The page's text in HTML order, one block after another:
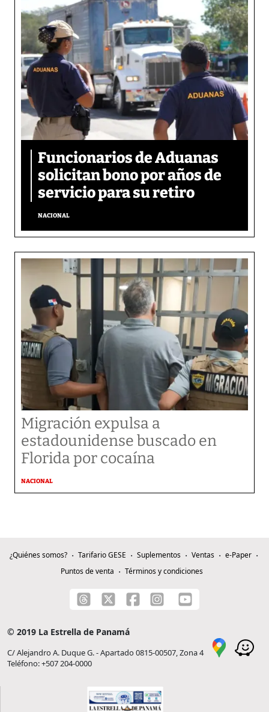
Funcionarios de Aduanas
solicitan bono por años de
servicio para su retiro
NACIONAL
Migración expulsa a
estadounidense buscado en
Florida por cocaína
NACIONAL
¿Quiénes somos? Tarifario GESE Suplementos Ventas
e-Paper
Puntos de venta
Términos y condiciones
© 2019 La Estrella de Panamá
C/ Alejandro A. Duque G. - Apartado 0815-00507, Zona 4
Teléfono: +507 204-0000